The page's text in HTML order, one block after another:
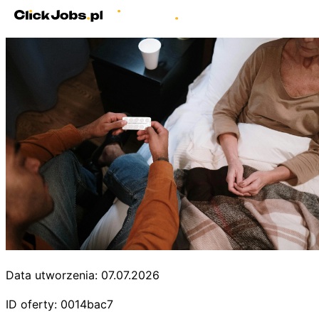
Data utworzenia: 07.07.2026
ID oferty: 0014bac7